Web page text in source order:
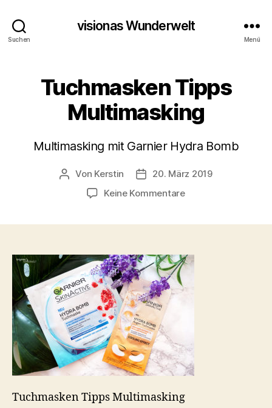
Suchen
visionas Wunderwelt
Menü
Tuchmasken Tipps
Multimasking
Multimasking mit Garnier Hydra Bomb
Beitragsautor
Von Kerstin Beitragsdatum
20. März 2019
Keine Kommentarezu
Tuchmasken Tipps Multimasking